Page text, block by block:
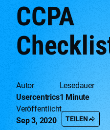
CCPA
Autor
Usercentrics
Lesedauer
1 Minute
Veröffentlicht
Sep 3, 2020
TEILEN